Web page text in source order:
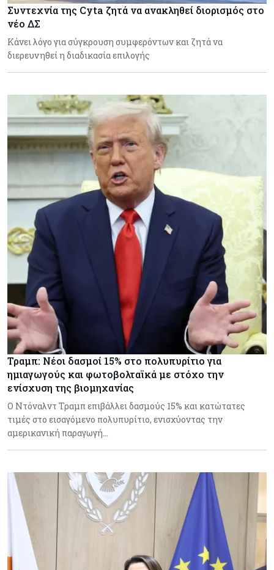
Συντεχνία της Cyta ζητά να ανακληθεί διορισμός στο
νέο ΔΣ
Κάνει λόγο για σύγκρουση συμφερόντων και ζητά να
διερευνηθεί η διαδικασία επιλογής
Τραμπ: Νέοι δασμοί 15% στο πολυπυρίτιο για
ημιαγωγούς και φωτοβολταϊκά με στόχο την
ενίσχυση της βιομηχανίας
Ο Ντόναλντ Τραμπ επιβάλλει δασμούς 15% και κατώτατες
τιμές στο εισαγόμενο πολυπυρίτιο, ενισχύοντας την
αμερικανική παραγωγή…